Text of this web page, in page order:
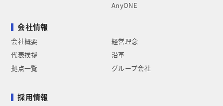
AnyONE
会社情報
会社概要
経営理念
代表挨拶
沿革
拠点一覧
グループ会社
採用情報